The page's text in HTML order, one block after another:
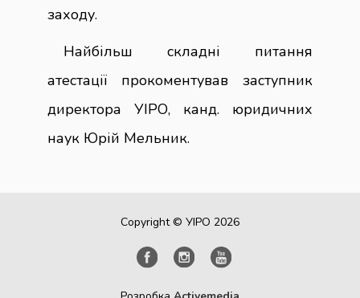
заходу.
Найбільш складні питання
атестації прокоментував заступник
директора УІРО, канд. юридичних
наук Юрій Мельник.
Copyright © УІРО 2026